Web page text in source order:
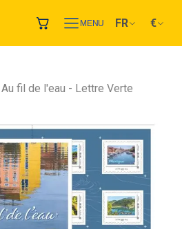
MENU FR €
fil de l'eau - Lettre Verte